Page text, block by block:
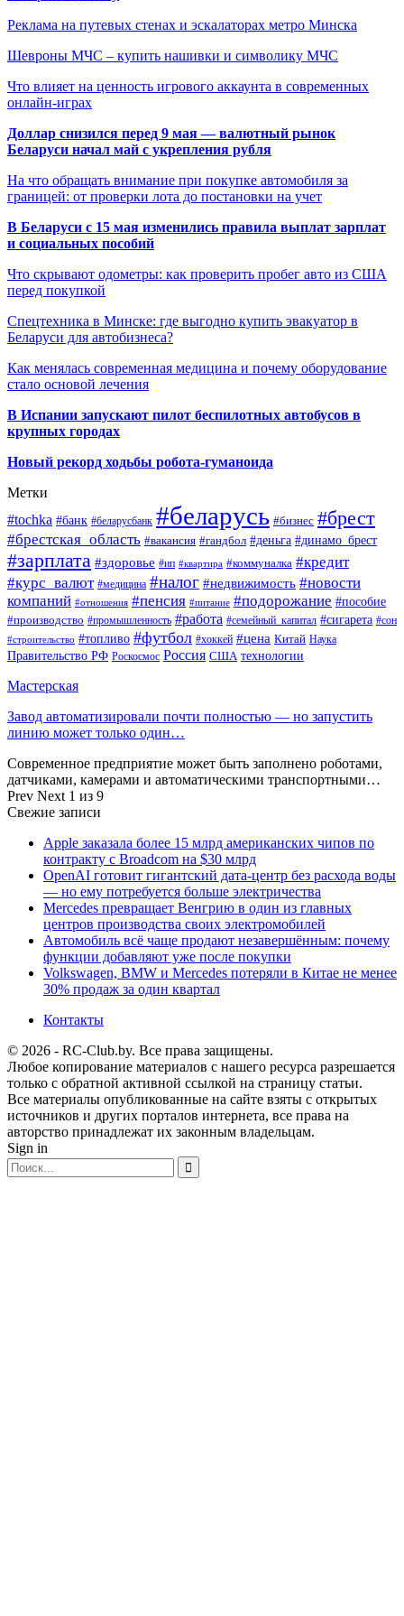
Реклама на путевых стенах и эскалаторах метро Минска
Шевроны МЧС – купить нашивки и символику МЧС
Что влияет на ценность игрового аккаунта в современных
онлайн-играх
Доллар снизился перед 9 мая — валютный рынок
Беларуси начал май с укрепления рубля
На что обращать внимание при покупке автомобиля за
границей: от проверки лота до постановки на учет
В Беларуси с 15 мая изменились правила выплат зарплат
и социальных пособий
Что скрывают одометры: как проверить пробег авто из США
перед покупкой
Спецтехника в Минске: где выгодно купить эвакуатор в
Беларуси для автобизнеса?
Как менялась современная медицина и почему оборудование
стало основой лечения
В Испании запускают пилот беспилотных автобусов в
крупных городах
Новый рекорд ходьбы робота-гуманоида
Метки
#tochka #банк #беларусбанк #беларусь #бизнес #брест
#брестская_область #вакансия #гандбол #деньга #динамо_брест
#зарплата #здоровье #ип #квартира #коммуналка #кредит
#курс_валют #медицина #налог #недвижимость #новости
компаний #отношения #пенсия #питание #подорожание #пособие
#производство #промышленность #работа #семейный_капитал #сигарета #сон
#строительство #топливо #футбол #хоккей #цена Китай Наука
Правительство РФ Роскосмос Россия США технологии
Мастерская
Завод автоматизировали почти полностью — но запустить
линию может только один…
Современное предприятие может быть заполнено роботами,
датчиками, камерами и автоматическими транспортными…
Prev Next 1 из 9
Свежие записи
Apple заказала более 15 млрд американских чипов по
контракту с Broadcom на $30 млрд
OpenAI готовит гигантский дата-центр без расхода воды
— но ему потребуется больше электричества
Mercedes превращает Венгрию в один из главных
центров производства своих электромобилей
Автомобиль всё чаще продают незавершённым: почему
функции добавляют уже после покупки
Volkswagen, BMW и Mercedes потеряли в Китае не менее
30% продаж за один квартал
Контакты
© 2026 - RC-Club.by. Все права защищены.
Любое копирование материалов с нашего ресурса разрешается
только с обратной активной ссылкой на страницу статьи.
Все материалы опубликованные на сайте взяты с открытых
источников и других порталов интернета, все права на
авторство принадлежат их законным владельцам.
Sign in